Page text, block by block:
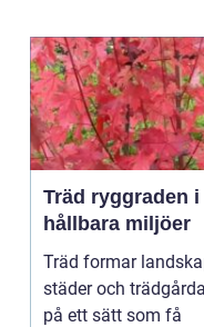
Träd ryggraden i
hållbara miljöer
Träd formar
städer och
på ett sätt som få